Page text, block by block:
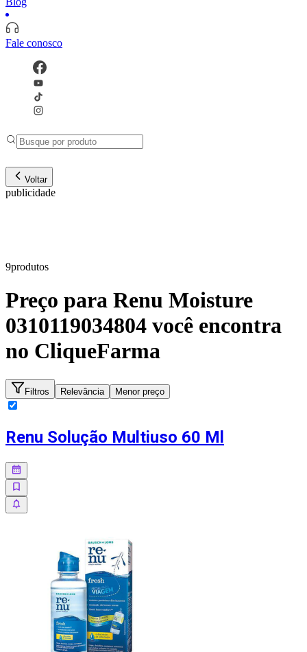
Fale conosco
Voltar
publicidade
9produtos
Preço para Renu Moisture
0310119034804 você encontra
no CliqueFarma
Filtros Relevância Menor preço
Renu Solução Multiuso 60 Ml